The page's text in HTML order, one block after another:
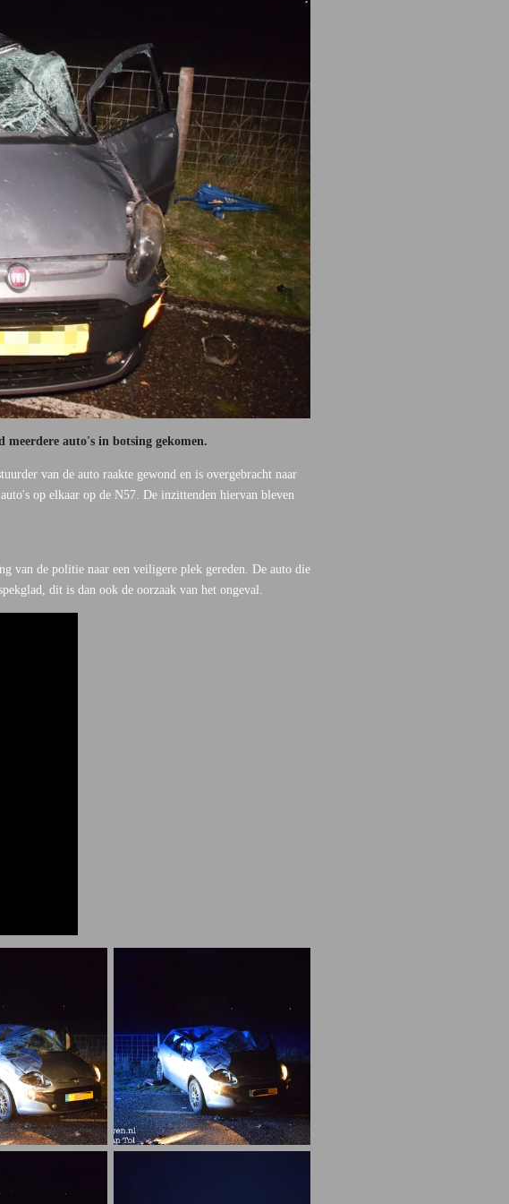
auto's in botsing gekomen.
van de auto raakte gewond en is overgebracht naar
op elkaar op de N57. De inzittenden hiervan bleven
van de politie naar een veiligere plek gereden. De auto die
dit is dan ook de oorzaak van het ongeval.